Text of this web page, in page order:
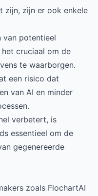
zijn, zijn er ook enkele
van potentieel
cruciaal om de
te waarborgen.
een risico dat
van AI en minder
verbetert, is
essentieel om de
gegenereerde
zoals FlochartAI